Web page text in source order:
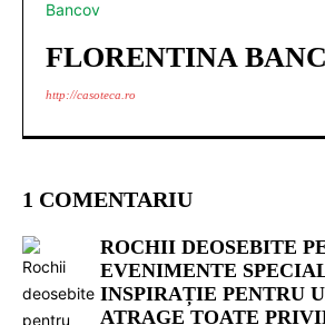
FLORENTINA
http://casoteca.ro
1 COMENTARIU
ROCHII DEOSEBITE
EVENIMENTE
INSPIRAȚIE PENTRU
ATRAGE TOATE